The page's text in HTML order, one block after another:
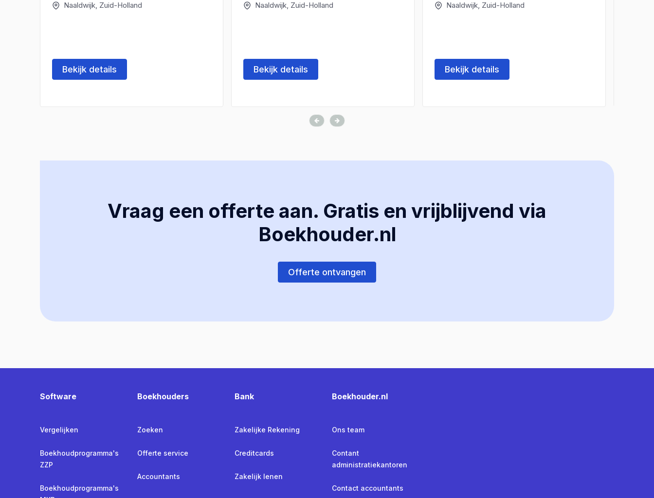
Naaldwijk, Zuid-Holland
Bekijk details
Naaldwijk, Zuid-Holland
Bekijk details
Naaldwijk, Zuid-Holland
Bekijk details
Vraag een offerte aan. Gratis en vrijblijvend via
Boekhouder.nl
Offerte ontvangen
Software
Vergelijken
Boekhoudprogramma's
ZZP
Boekhoudprogramma's
Boekhouders
Zoeken
Offerte service
Accountants
Bank
Zakelijke Rekening
Creditcards
Zakelijk lenen
Boekhouder.nl
Ons team
Contant
administratiekantoren
Contact accountants